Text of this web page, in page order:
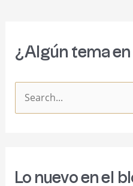
¿Algún tema
aLo nuevo en el